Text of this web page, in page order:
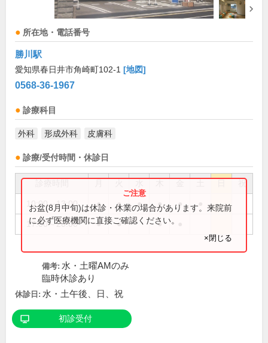
所在地・電話番号
勝川駅
愛知県春日井市角崎町102-1 [地図]
0568-36-1967
診療科目
外科 形成外科 皮膚科
診療/受付時間・休診日
祝
10:00～13:00 ● ● ● ● ●
17:00～20:00 ● ● ●
お盆(8月中旬)は休診・休業の場合があります。来院前
に必ず医療機関に直接ご確認ください。
×閉じる
備考: 水・土曜AMのみ
臨時休診あり
休診日: 水・土午後、日、祝
初診受付